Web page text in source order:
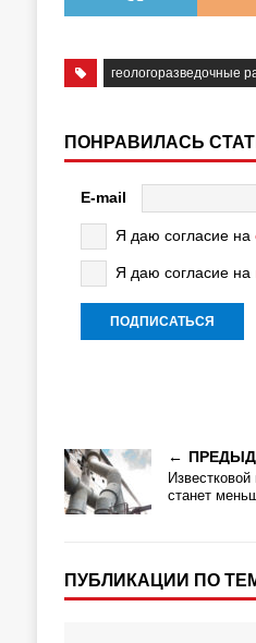
геологоразведочные
ПОНРАВИЛАСЬ
E-mail
Я даю согласие на
Я даю согласие на
станет
ПУБЛИКАЦИИ ПО